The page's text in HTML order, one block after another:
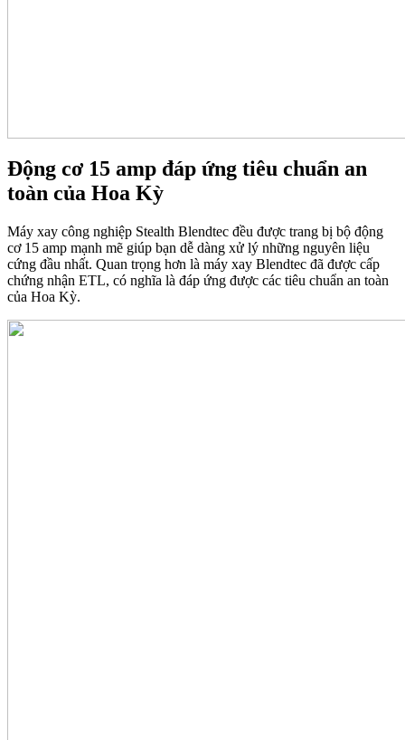
Động cơ 15 amp đáp ứng tiêu chuẩn an
toàn của Hoa Kỳ
Máy xay công nghiệp Stealth Blendtec đều được trang bị bộ động
cơ 15 amp mạnh mẽ giúp bạn dễ dàng xử lý những nguyên liệu
cứng đầu nhất. Quan trọng hơn là máy xay Blendtec đã được cấp
chứng nhận ETL, có nghĩa là đáp ứng được các tiêu chuẩn an toàn
của Hoa Kỳ.